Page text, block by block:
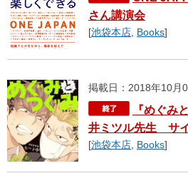
さん講演会
[池袋本店 Books]
掲載日：2018年10月
『めぐみ
井ミツル先生 サ
[池袋本店 Books]